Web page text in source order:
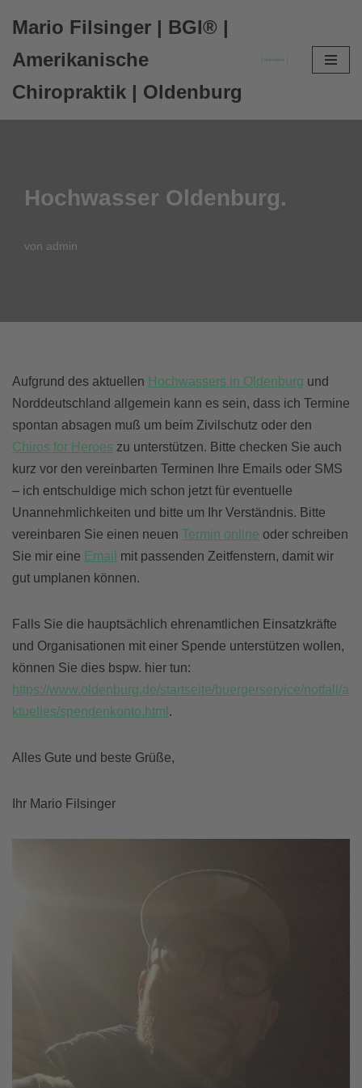
Inhalt
springen
Mario Filsinger | BGI® |
Amerikanische
Chiropraktik | Oldenburg
Hochwasser Oldenburg.
von admin
Aufgrund des aktuellen Hochwassers in Oldenburg und
Norddeutschland allgemein kann es sein, dass ich Termine
spontan absagen muß um beim Zivilschutz oder den
Chiros for Heroes zu unterstützen. Bitte checken Sie auch
kurz vor den vereinbarten Terminen Ihre Emails oder SMS
– ich entschuldige mich schon jetzt für eventuelle
Unannehmlichkeiten und bitte um Ihr Verständnis. Bitte
vereinbaren Sie einen neuen Termin online oder schreiben
Sie mir eine Email mit passenden Zeitfenstern, damit wir
gut umplanen können.
Falls Sie die hauptsächlich ehrenamtlichen Einsatzkräfte
und Organisationen mit einer Spende unterstützen wollen,
können Sie dies bspw. hier tun:
https://www.oldenburg.de/startseite/buergerservice/notfall/a
ktuelles/spendenkonto.html .
Alles Gute und beste Grüße,
Ihr Mario Filsinger